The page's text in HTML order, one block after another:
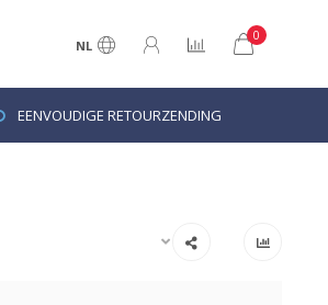
NL
0
EENVOUDIGE RETOURZENDING